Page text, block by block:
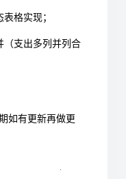
格实现；
支出多列并列合
如有更新再做更